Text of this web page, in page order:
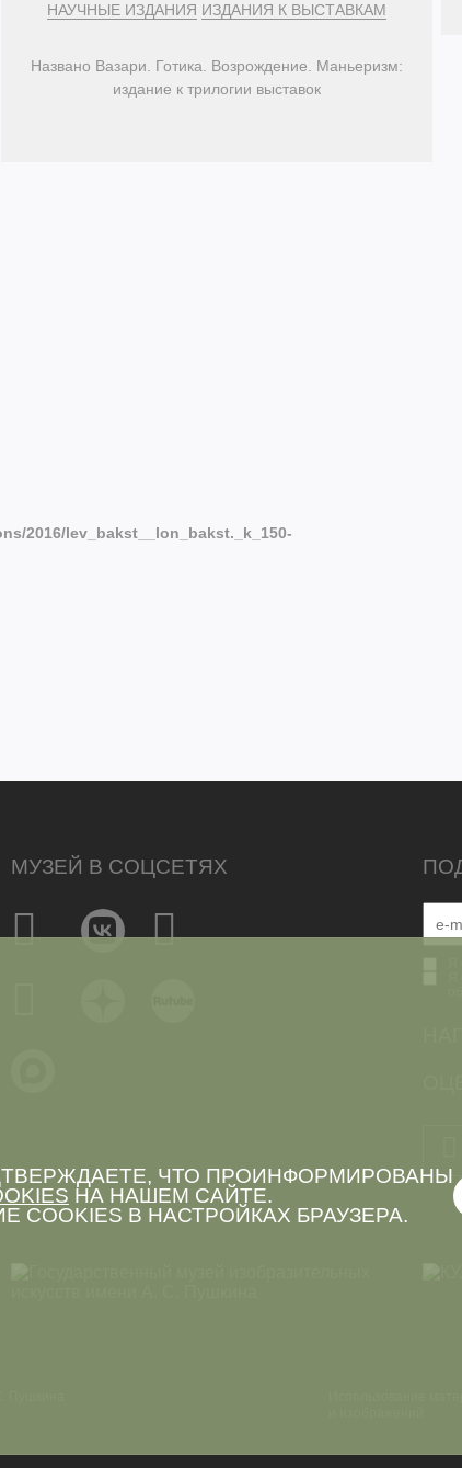
НАУЧНЫЕ ИЗДАНИЯ ИЗДАНИЯ К ВЫСТАВКАМ
Названо Вазари. Готика. Возрождение. Маньеризм:
издание к трилогии выставок
2016/lev_bakst__lon_bakst._k_150-
ЧТО ПРОИНФОРМИРОВАНЫ
НА НАШЕМ САЙТЕ.
В НАСТРОЙКАХ БРАУЗЕРА.
МУЗЕЙ В СОЦСЕТЯХ